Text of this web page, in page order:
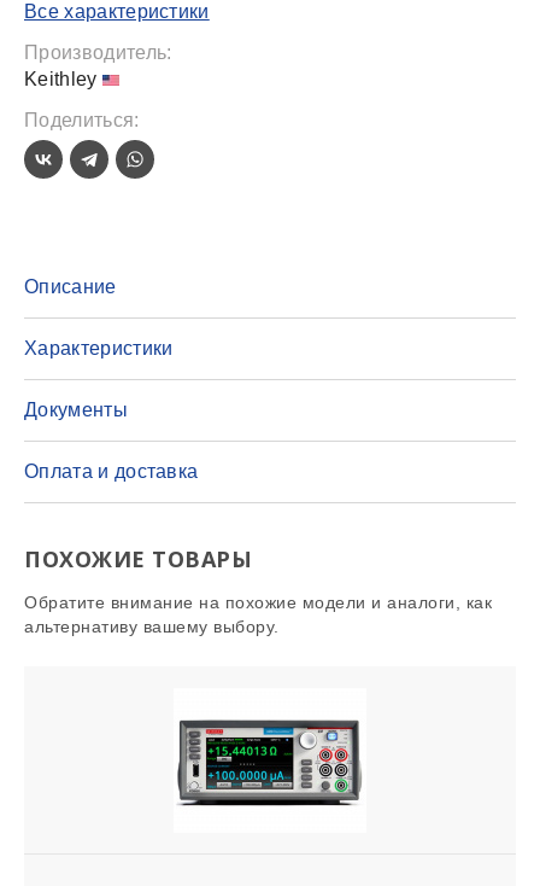
Все характеристики
Производитель:
Keithley
Поделиться:
Описание
Характеристики
Документы
Оплата и доставка
ПОХОЖИЕ ТОВАРЫ
Обратите внимание на похожие модели и аналоги, как
альтернативу вашему выбору.